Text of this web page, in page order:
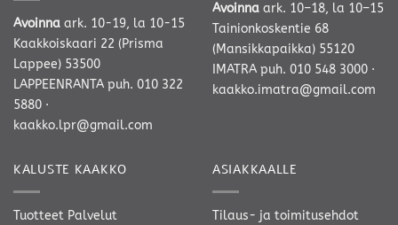
Avoinna ark. 10-19, la 10-15
Kaakkoiskaari 22 (Prisma
Lappee) 53500
LAPPEENRANTA puh. 010 322
5880 ·
kaakko.lpr@gmail.com
Avoinna ark. 10–18, la 10–15
Tainionkoskentie 68
(Mansikkapaikka) 55120
IMATRA puh. 010 548 3000 ·
kaakko.imatra@gmail.com
KALUSTE KAAKKO
Tuotteet Palvelut
ASIAKKAALLE
Tilaus- ja toimitusehdot